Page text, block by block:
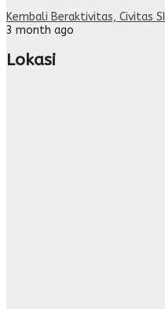
Kembali Beraktivitas, Civitas
3 month ago
Lokasi